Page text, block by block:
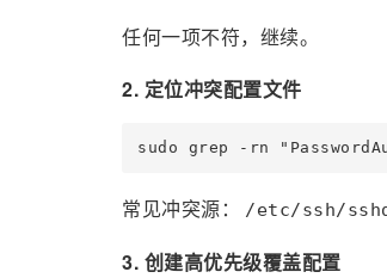
任何一项不符，继续。
2. 定位冲突配置文件
常见冲突源： /etc/ssh/
3. 创建高优先级覆盖配置